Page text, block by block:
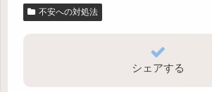
不安への対処法
シェアする